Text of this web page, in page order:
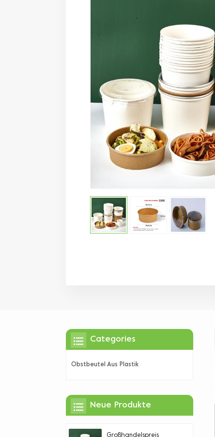
Categories
Obstbeutel Aus Plastik
Neue Produkte
Großhandelspreis